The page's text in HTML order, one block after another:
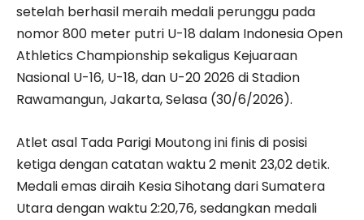
setelah berhasil meraih medali perunggu pada
nomor 800 meter putri U-18 dalam Indonesia Open
Athletics Championship sekaligus Kejuaraan
Nasional U-16, U-18, dan U-20 2026 di Stadion
Rawamangun, Jakarta, Selasa (30/6/2026).
Atlet asal Tada Parigi Moutong ini finis di posisi
ketiga dengan catatan waktu 2 menit 23,02 detik.
Medali emas diraih Kesia Sihotang dari Sumatera
Utara dengan waktu 2:20,76, sedangkan medali